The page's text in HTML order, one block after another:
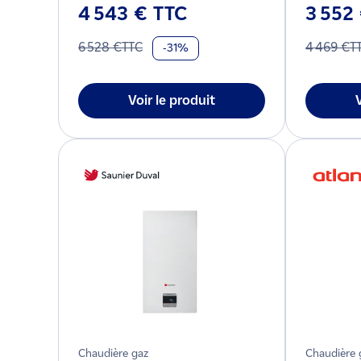
4 543 € TTC
6 528 €TTC -31%
Voir le produit
3 552
4 469
Chaudière gaz Chaudière